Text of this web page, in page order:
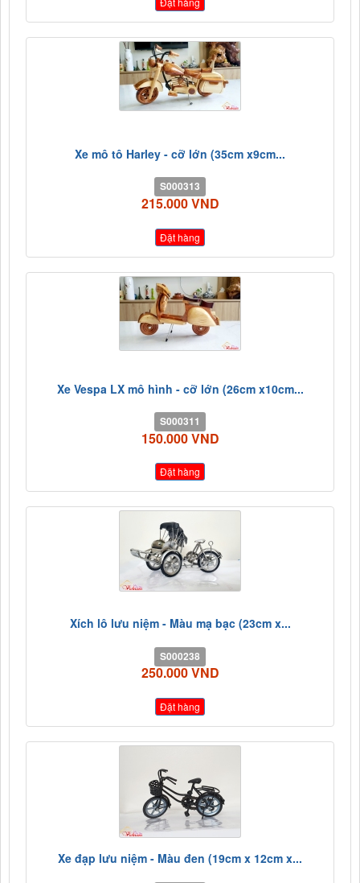
Xe mô tô Harley - cỡ lớn (35cm x9cm...
S000313
215.000 VND
Đặt hàng
Xe Vespa LX mô hình - cỡ lớn (26cm x10cm...
S000311
150.000 VND
Đặt hàng
Xích lô lưu niệm - Màu mạ bạc (23cm x...
S000238
250.000 VND
Đặt hàng
Xe đạp lưu niệm - Màu đen (19cm x 12cm x...